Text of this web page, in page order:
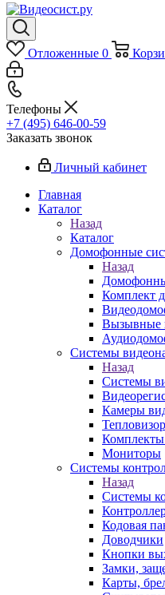
Отложенные 0
Телефоны
+7 (495) 646-00-59
Заказать звонок
Личный кабинет
Главная
Каталог
Назад
Каталог
Домофонные
Назад
Комплект
Вызывные
Системы
Назад
Системы
Камеры
Мониторы
Системы
Назад
Системы
Кодовая
Доводчики
Кнопки
Замки,
Карты,